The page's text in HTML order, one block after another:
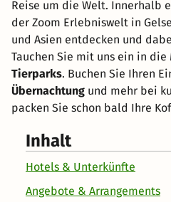
Reise um die Welt. Innerhalb
der Zoom Erlebniswelt in
und Asien entdecken und
Tauchen Sie mit uns ein in die
Tierparks. Buchen Sie Ihren
Übernachtung und mehr bei
packen Sie schon bald Ihre
Inhalt
Hotels & Unterkünfte
Angebote & Arrangements